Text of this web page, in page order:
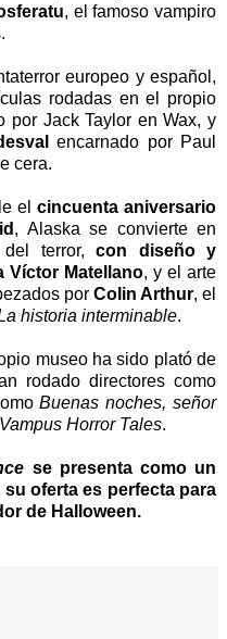
, el famoso vampiro
europeo y español,
rodadas en el propio
por Jack Taylor en Wax, y
encarnado por Paul
cera.
el cincuenta aniversario
, Alaska se convierte en
del terror,con diseño y
Víctor Matellano, y el arte
por Colin Arthur, el
historia interminable.
museo ha sido plató de
rodado directores como
Buenas noches, señor
Vampus Horror Tales.
se presenta como un
oferta es perfecta para
de Halloween.